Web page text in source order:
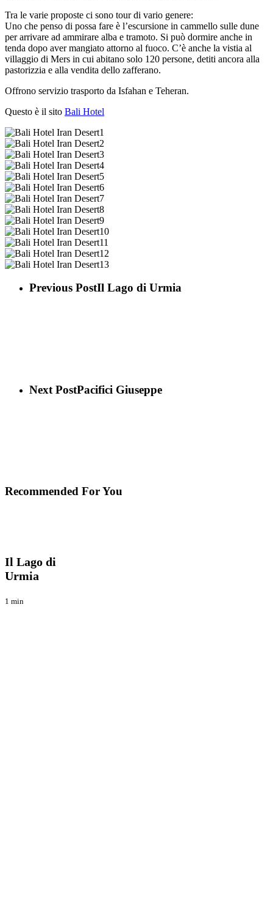
Tra le varie proposte ci sono tour di vario genere:
Uno che penso di possa fare è l’escursione in cammello sulle dune
per arrivare ad ammirare alba e tramoto. Si può dormire anche in
tenda dopo aver mangiato attorno al fuoco. C’è anche la vistia al
villaggio di Mers in cui abitano solo 120 persone, detiti ancora alla
pastorizzia e alla vendita dello zafferano.
Offrono servizio trasporto da Isfahan e Teheran.
Questo è il sito Bali Hotel
Bali
Hotel
Iran
Desert1
Bali
Hotel
Iran
Desert2
Bali
Hotel
Iran
Desert3
Bali
Hotel
Iran
Desert4
Bali
Hotel
Iran
Desert5
Bali
Hotel
Iran
Desert6
Bali
Hotel
Iran
Desert7
Bali
Hotel
Iran
Desert8
Bali
Hotel
Iran
Desert9
Bali
Hotel
Iran
Bali
Hotel
Desert11
Bali
Hotel
Previous PostIl Lago di Urmia
Next PostPacifici Giuseppe
Recommended For You
di
Urmia
Il Lago di
Urmia
1 min